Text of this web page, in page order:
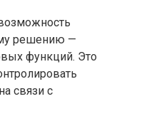
решению —
функций. Это
связи с